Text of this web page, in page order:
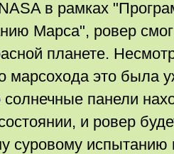
NASA в рамках
Марса", ровер
планете.
марсохода это была
солнечные панели
и ровер
суровому